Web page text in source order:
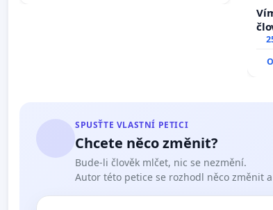
SPUSŤTE VLASTNÍ PETICI
Chcete něco změnit?
Bude-li člověk mlčet, nic se nezmění.
Autor této petice se rozhodl něco změnit